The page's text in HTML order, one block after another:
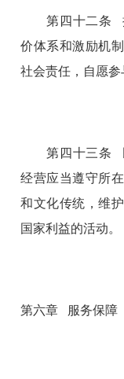
第四十二条 探
价体系和激励机
社会责任，自愿参
第四十三条 民
经营应当遵守所
和文化传统，维
国家利益的活动。
第六章 服务保障